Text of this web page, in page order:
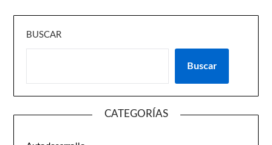
BUSCAR
Buscar
CATEGORÍAS